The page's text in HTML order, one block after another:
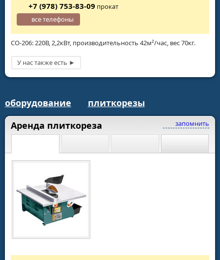
СО-206: 220В, 2,2кВт, производительность 42м²/час, вес 70кг.
+7 (978) 753-83-09 прокат
все телефоны
оборудование плиткорезы
запомнить
Аренда плиткореза